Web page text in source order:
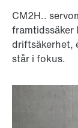
CM2H..
framtidssäker
driftsäkerhet,
står i fokus.